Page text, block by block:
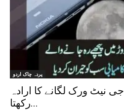
پردہ چاک اردو
نوکیا چاند پر 4 جی نیٹ ورک لگانے کا ارادہ
رکھتا...